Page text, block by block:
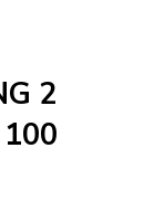
2